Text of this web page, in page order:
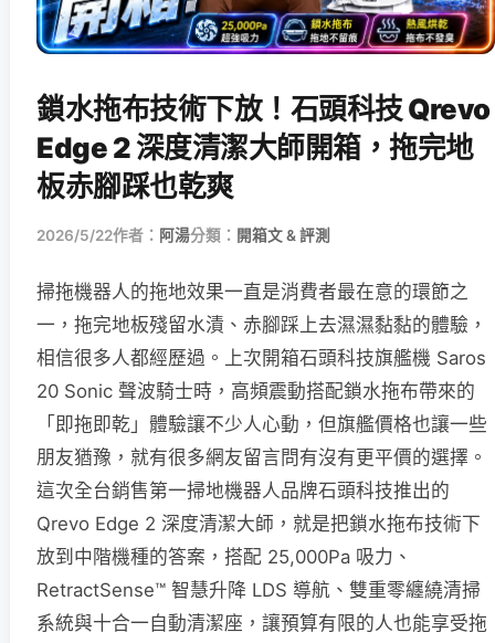
鎖水拖布技術下放！石頭科技 Qrevo
Edge 2 深度清潔大師開箱，拖完地
板赤腳踩也乾爽
2026/5/22作者： 阿湯分類： 開箱文 & 評測
掃拖機器人的拖地效果一直是消費者最在意的環節之
一，拖完地板殘留水漬、赤腳踩上去濕濕黏黏的體驗，
相信很多人都經歷過。上次開箱石頭科技旗艦機 Saros
20 Sonic 聲波騎士時，高頻震動搭配鎖水拖布帶來的
「即拖即乾」體驗讓不少人心動，但旗艦價格也讓一些
朋友猶豫，就有很多網友留言問有沒有更平價的選擇。
這次全台銷售第一掃地機器人品牌石頭科技推出的
Qrevo Edge 2 深度清潔大師，就是把鎖水拖布技術下
放到中階機種的答案，搭配 25,000Pa 吸力、
RetractSense™ 智慧升降 LDS 導航、雙重零纏繞清掃
系統與十合一自動清潔座，讓預算有限的人也能享受拖